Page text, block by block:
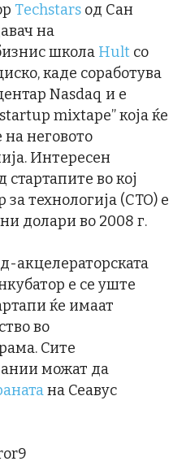
Тechstars од Сан
на
школа Hult со
каде соработува
Nasdaq и е
mixtape” која ќе
на неговото
Интересен
во кој
технологија (CTO) е
долари во 2008 г.
акцелераторската
е се уште
ќе имаат
во
Сите
можат да
на Сеавус